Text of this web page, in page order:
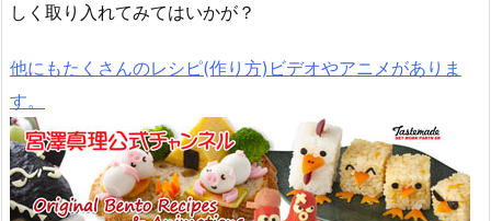
しく取り入れてみてはいかが？
他にもたくさんのレシピ(作り方)ビデオやアニメがありま
す。